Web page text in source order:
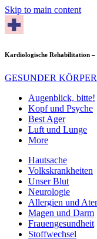
Skip to main content
Kardiologische Rehabilitation
GESUNDER KÖRPER
Augenblick, bitte!
Kopf und Psyche
Best Ager
Luft und Lunge
More
Hautsache
Volkskrankheiten
Unser Blut
Neurologie
Allergien und
Magen und Darm
Frauengesundheit
Stoffwechsel